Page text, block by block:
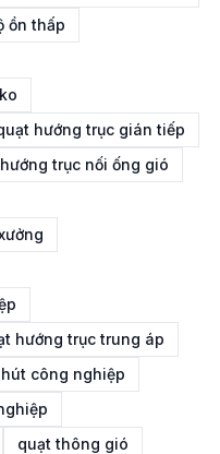
ồn thấp
hướng trục gián tiếp
trục nối ống gió
hướng trục trung áp
công nghiệp
quạt thông gió